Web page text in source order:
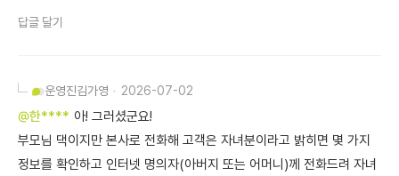
답글 달기
운영진김가영 2026-07-02
@한**** 아! 그러셨군요!
부모님 댁이지만 본사로 전화해 고객은 자녀분이라고 밝히면 몇 가지
정보를 확인하고 인터넷 명의자(아버지 또는 어머니)께 전화드려 자녀